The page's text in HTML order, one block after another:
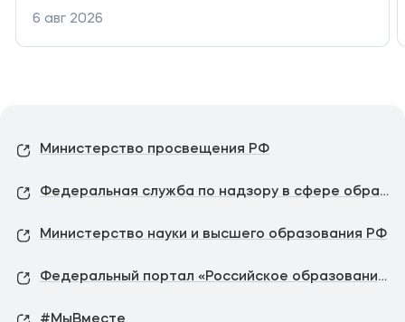
6 авг 2026
Министерство просвещения РФ
Федеральная служба по надзору в сфере образования и науки
Министерство науки и высшего образования РФ
Федеральный портал «Российское образование»